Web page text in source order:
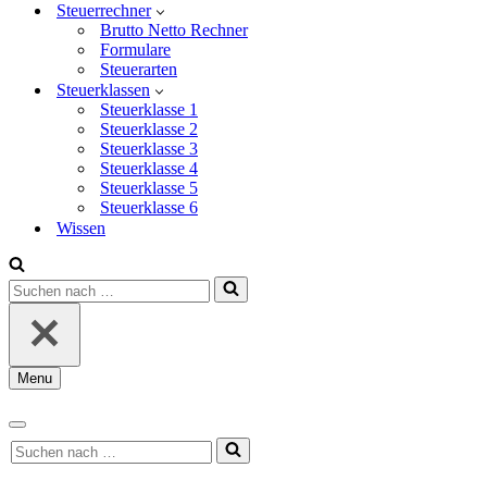
Steuerrechner
Brutto Netto Rechner
Formulare
Steuerarten
Steuerklassen
Steuerklasse 1
Steuerklasse 2
Steuerklasse 3
Steuerklasse 4
Steuerklasse 5
Steuerklasse 6
Wissen
Suchen
nach …
Menu
Navigationsmenü
Navigationsmenü
Suchen
nach …